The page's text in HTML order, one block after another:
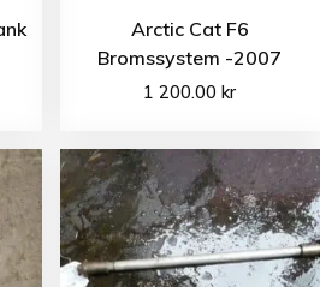
Arctic Cat F6
Bromssystem -2007
1 200.00kr